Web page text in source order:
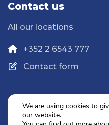
Contact us
All our locations
+352 2 6543 777
Contact form
We are using cookies to
our website.